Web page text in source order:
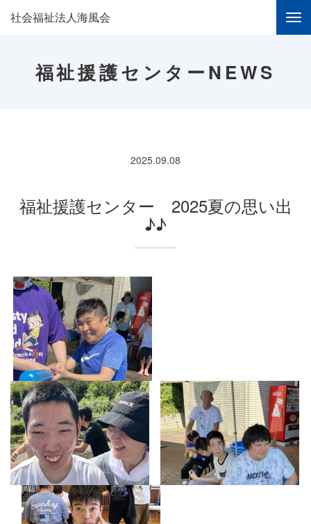
社会福祉法人海風会
福祉援護センターNEWS
2025.09.08
福祉援護センター 2025夏の思い出
♪♪